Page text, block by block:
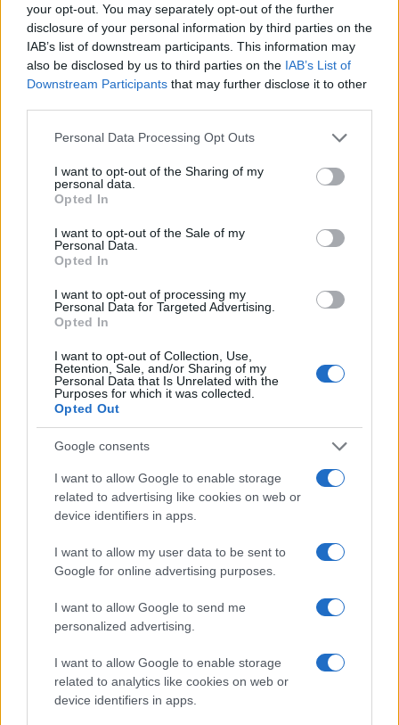
your opt-out. You may separately opt-out of the further
disclosure of your personal information by third parties on the
IAB’s list of downstream participants. This information may
also be disclosed by us to third parties on the IAB’s List of
Downstream Participants that may further disclose it to other
Please note that this website/app uses one or more Google
not limited to your visit or usage behaviour. You may click to
grant or deny consent to Google and its third-party tags to
use your data for below specified purposes in below Google
consent section.
Personal Data Processing Opt Outs
I want to opt-out of the Sharing of my
personal data.
Opted In
I want to opt-out of the Sale of my
Personal Data.
Opted In
I want to opt-out of processing my
Personal Data for Targeted Advertising.
Opted In
I want to opt-out of Collection, Use,
Retention, Sale, and/or Sharing of my
Personal Data that Is Unrelated with the
Purposes for which it was collected.
Opted Out
Google consents
I want to allow Google to enable storage
related to advertising like cookies on web or
device identifiers in apps.
I want to allow my user data to be sent to
Google for online advertising purposes.
I want to allow Google to send me
personalized advertising.
I want to allow Google to enable storage
related to analytics like cookies on web or
device identifiers in apps.
Νέο Audi A2 e-tron με στόχο την κορυφή της
αποδοτικότητας
Η Chery επενδύει 75 εκατ.
δολάρια στην KG Mobility
συνεχίζουν μαζί: Ανανέωση
της συνεργασίας τους μέχρι
18η συνεχόμενη χρονιά για τον ΟΤΕ στη διεθνή σειρά
δεικτών FTSE4Good
Alpha Bank: Για πρώτη φορά το Αρχαίο Θέατρο Επιδαύρου
άνοιξε τις πύλες του σε όλους
ΕΤΙΚΕΤΕΣ MaaS Shared Mobility Total
Ευρώπη
Νέες μορφές ενέργειας
Χρηματοδοτικά μοντέλα